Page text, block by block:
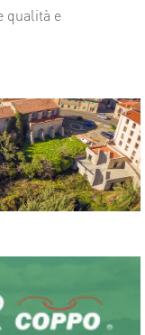
qualità e